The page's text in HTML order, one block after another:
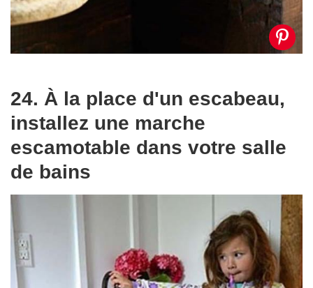
24. À la place d'un escabeau,
installez une marche
escamotable dans votre salle
de bains